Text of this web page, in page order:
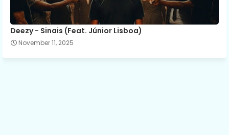
Deezy - Sinais (Feat. Júnior Lisboa)
November 11, 2025